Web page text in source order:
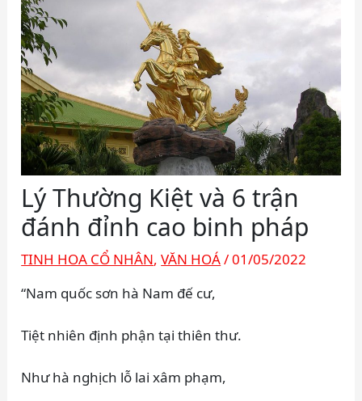
Lý Thường Kiệt và 6 trận
đánh đỉnh cao binh pháp
TINH HOA CỔ NHÂN,VĂN HOÁ/01/05/2022
“Nam quốc sơn hà Nam đế cư,
Tiệt nhiên định phận tại thiên thư.
Như hà nghịch lỗ lai xâm phạm,